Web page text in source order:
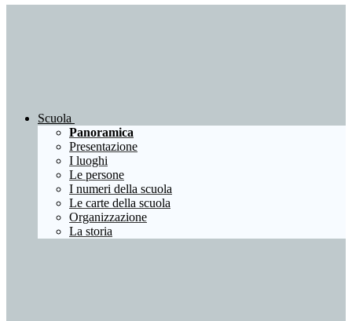
Scuola
Panoramica
Presentazione
I luoghi
Le persone
I numeri della scuola
Le carte della scuola
Organizzazione
La storia